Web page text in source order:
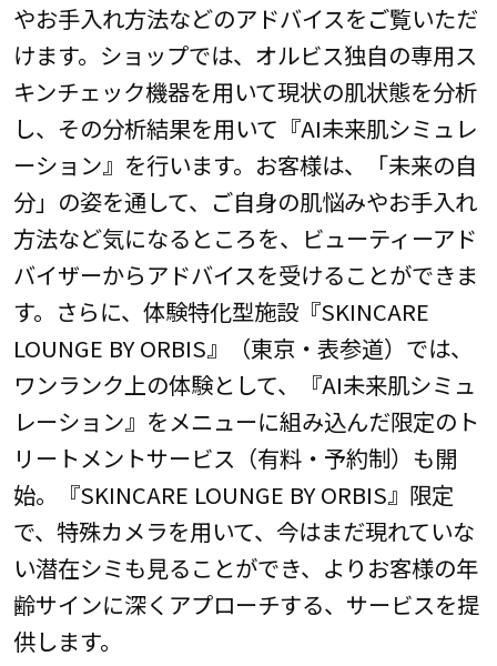
やお手入れ方法などのアドバイスをご覧いただ
けます。ショップでは、オルビス独自の専用ス
キンチェック機器を用いて現状の肌状態を分析
し、その分析結果を用いて『AI未来肌シミュレ
ーション』を行います。お客様は、「未来の自
分」の姿を通して、ご自身の肌悩みやお手入れ
方法など気になるところを、ビューティーアド
バイザーからアドバイスを受けることができま
す。さらに、体験特化型施設『SKINCARE
LOUNGE BY ORBIS』（東京・表参道）では、
ワンランク上の体験として、『AI未来肌シミュ
レーション』をメニューに組み込んだ限定のト
リートメントサービス（有料・予約制）も開
始。『SKINCARE LOUNGE BY ORBIS』限定
で、特殊カメラを用いて、今はまだ現れていな
い潜在シミも見ることができ、よりお客様の年
齢サインに深くアプローチする、サービスを提
供します。